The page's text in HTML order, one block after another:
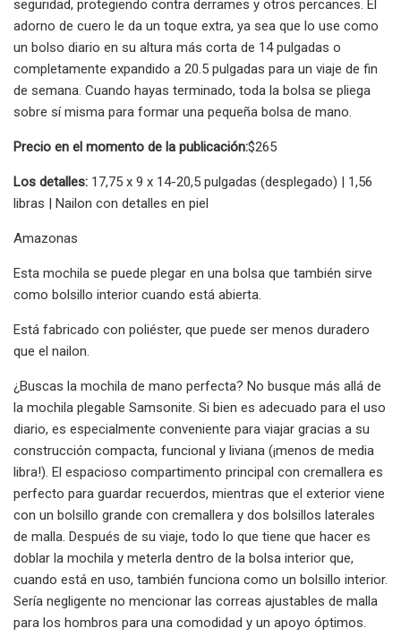
seguridad, protegiendo contra derrames y otros percances. El
adorno de cuero le da un toque extra, ya sea que lo use como
un bolso diario en su altura más corta de 14 pulgadas o
completamente expandido a 20.5 pulgadas para un viaje de fin
de semana. Cuando hayas terminado, toda la bolsa se pliega
sobre sí misma para formar una pequeña bolsa de mano.
Precio en el momento de la publicación:$265
Los detalles: 17,75 x 9 x 14-20,5 pulgadas (desplegado) | 1,56
libras | Nailon con detalles en piel
Amazonas
Esta mochila se puede plegar en una bolsa que también sirve
como bolsillo interior cuando está abierta.
Está fabricado con poliéster, que puede ser menos duradero
que el nailon.
¿Buscas la mochila de mano perfecta? No busque más allá de
la mochila plegable Samsonite. Si bien es adecuado para el uso
diario, es especialmente conveniente para viajar gracias a su
construcción compacta, funcional y liviana (¡menos de media
libra!). El espacioso compartimento principal con cremallera es
perfecto para guardar recuerdos, mientras que el exterior viene
con un bolsillo grande con cremallera y dos bolsillos laterales
de malla. Después de su viaje, todo lo que tiene que hacer es
doblar la mochila y meterla dentro de la bolsa interior que,
cuando está en uso, también funciona como un bolsillo interior.
Sería negligente no mencionar las correas ajustables de malla
para los hombros para una comodidad y un apoyo óptimos.